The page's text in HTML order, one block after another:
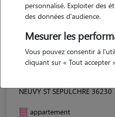
NEUVY ST SEPULCHRE 36230
appartement
personnalisé. Exploiter des
des données d'audience.
Mesurer les
Vous pouvez consentir à
cliquant sur « Tout accepter